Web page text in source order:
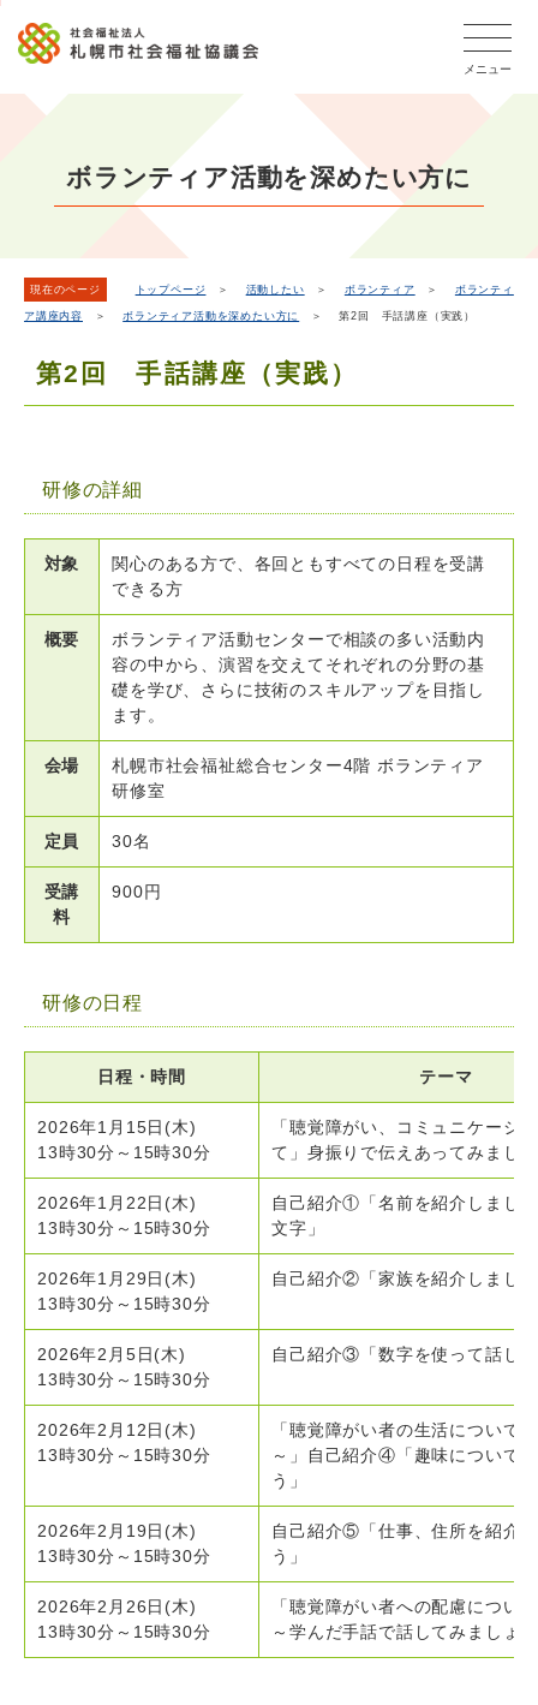
イ
文
メニュー
か
ボランティア活動を深めたい方に
現在のページ トップページ ＞ 活動したい ＞ ボランティア ＞ ボランティ
ア講座内容 ＞ボランティア活動を深めたい方に ＞ 第2回 手話講座（実践）
第2回 手話講座（実践）
研修の詳細
対象
関心のある方で、各回ともすべての日程を受講
できる方
概要
ボランティア活動センターで相談の多い活動内
容の中から、演習を交えてそれぞれの分野の基
礎を学び、さらに技術のスキルアップを目指し
ます。
会場
札幌市社会福祉総合センター4階 ボランティア
研修室
定員 30名
受講
料
900円
研修の日程
日程・時間 テーマ
2026年1月15日(木)
13時30分 ～ 15時30分
「聴覚障がい、コミュニケーシ
て」身振りで伝えあってみまし
2026年1月22日(木)
13時30分 ～ 15時30分
自己紹介①「名前を紹介しまし
文字」
2026年1月29日(木)
13時30分 ～ 15時30分
自己紹介②「家族を紹介しまし
2026年2月5日(木)
13時30分 ～ 15時30分
自己紹介③「数字を使って話し
2026年2月12日(木)
13時30分 ～ 15時30分
「聴覚障がい者の生活について
～」自己紹介④「趣味について
う」
2026年2月19日(木)
13時30分 ～ 15時30分
自己紹介⑤「仕事、住所を紹介
う」
2026年2月26日(木)
13時30分 ～ 15時30分
「聴覚障がい者への配慮につい
～学んだ手話で話してみましょ
こ
フ
タ
こ